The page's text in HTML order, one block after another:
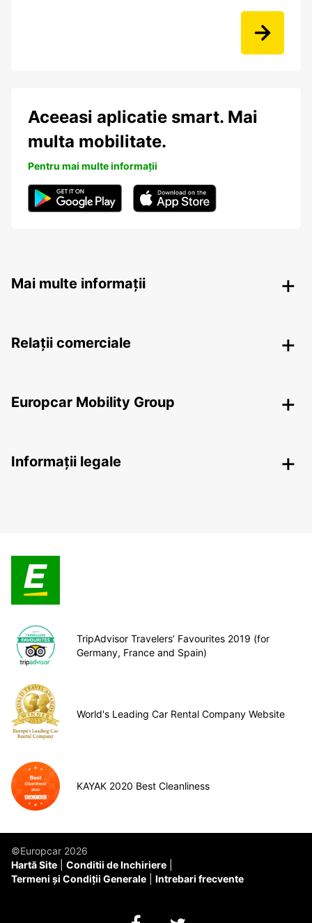
Aceeasi aplicatie smart. Mai
multa mobilitate.
Pentru mai multe informații
Mai multe informații
Relații comerciale
Europcar Mobility Group
Informații legale
TripAdvisor Travelers’ Favourites 2019 (for
Germany, France and Spain)
World's Leading Car Rental Company Website
KAYAK 2020 Best Cleanliness
©Europcar 2026
Hartă Site
Conditii de Inchiriere
Termeni și Condiții Generale
Intrebari frecvente